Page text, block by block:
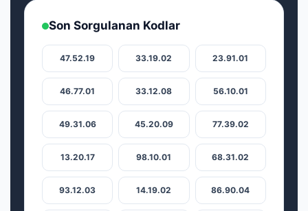
Son Sorgulanan Kodlar
47.52.19 33.19.02 23.91.01
46.77.01 33.12.08 56.10.01
49.31.06 45.20.09 77.39.02
13.20.17 98.10.01 68.31.02
93.12.03 14.19.02 86.90.04